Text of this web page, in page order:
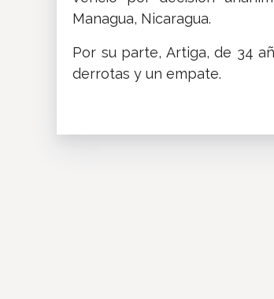
Managua, Nicaragua.
Por su parte, Artiga, de 34
derrotas y un empate.